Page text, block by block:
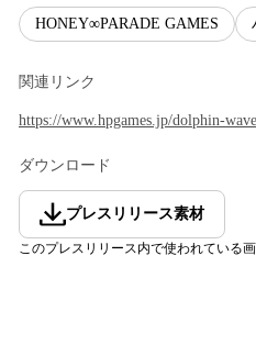
HONEY∞PARADE GAMES
関連リンク
https://www.hpgames.jp/dolphin-
ダウンロード
プレスリリース素材
このプレスリリース内で使われている